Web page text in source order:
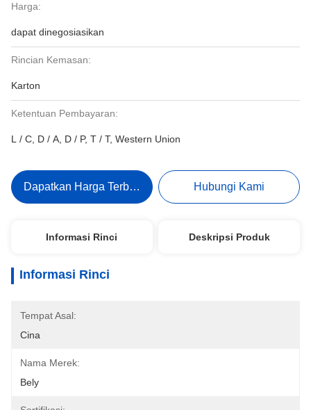
Harga:
dapat dinegosiasikan
Rincian Kemasan:
Karton
Ketentuan Pembayaran:
L / C, D / A, D / P, T / T, Western Union
Dapatkan Harga Terbaik Hubungi Kami
Informasi Rinci Deskripsi Produk
Informasi Rinci
Tempat Asal:
Cina
Nama Merek:
Bely